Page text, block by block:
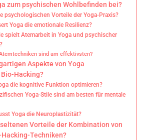
zum psychischen Wohlbefinden bei?
psychologischen Vorteile der Yoga-Praxis?
Yoga die emotionale Resilienz?
spielt Atemarbeit in Yoga und psychischer
sind am effektivsten?
Aspekte von Yoga
Hacking?
die kognitive Funktion optimieren?
Yoga-Stile sind am besten für mentale
Yoga die Neuroplastizität?
Vorteile der Kombination von
Techniken?